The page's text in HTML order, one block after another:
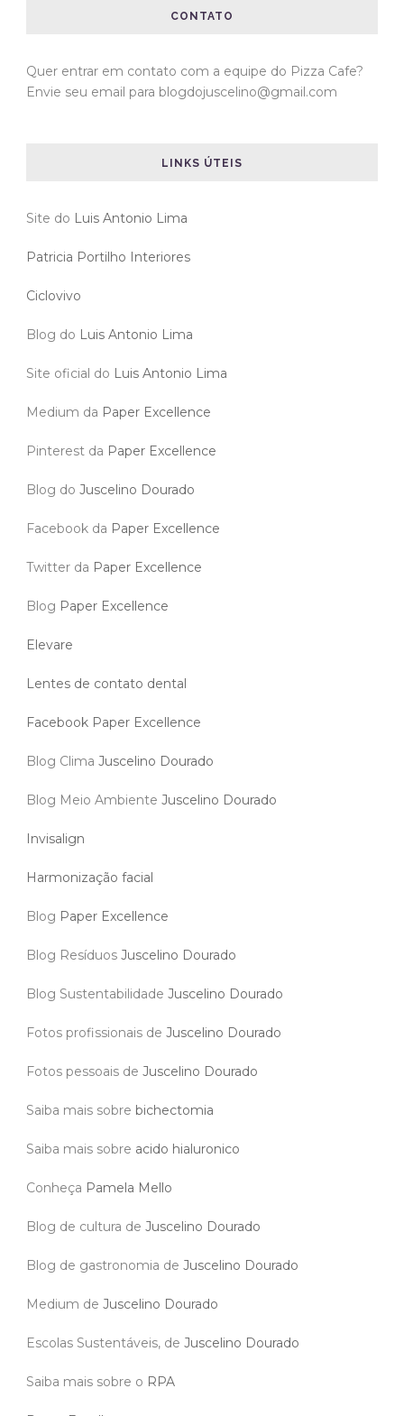
CONTATO
Quer entrar em contato com a equipe do Pizza Cafe?
Envie seu email para blogdojuscelino@gmail.com
LINKS ÚTEIS
Site do Luis Antonio Lima
Patricia Portilho Interiores
Ciclovivo
Blog do Luis Antonio Lima
Site oficial do Luis Antonio Lima
Medium da Paper Excellence
Pinterest da Paper Excellence
Blog do Juscelino Dourado
Facebook da Paper Excellence
Twitter da Paper Excellence
Blog Paper Excellence
Elevare
Lentes de contato dental
Facebook Paper Excellence
Blog Clima Juscelino Dourado
Blog Meio Ambiente Juscelino Dourado
Invisalign
Harmonização facial
Blog Paper Excellence
Blog Resíduos Juscelino Dourado
Blog Sustentabilidade Juscelino Dourado
Fotos profissionais de Juscelino Dourado
Fotos pessoais de Juscelino Dourado
Saiba mais sobre bichectomia
Saiba mais sobre acido hialuronico
Conheça Pamela Mello
Blog de cultura de Juscelino Dourado
Blog de gastronomia de Juscelino Dourado
Medium de Juscelino Dourado
Escolas Sustentáveis, de Juscelino Dourado
Saiba mais sobre o RPA